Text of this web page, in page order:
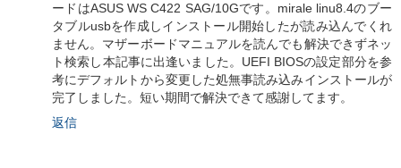
ードはASUS WS C422 SAG/10Gです。mirale linu8.4のブー
タブルusbを作成しインストール開始したが読み込んでくれ
ません。マザーボードマニュアルを読んでも解決できずネッ
ト検索し本記事に出逢いました。UEFI BIOSの設定部分を参
考にデフォルトから変更した処無事読み込みインストールが
完了しました。短い期間で解決できて感謝してます。
返信